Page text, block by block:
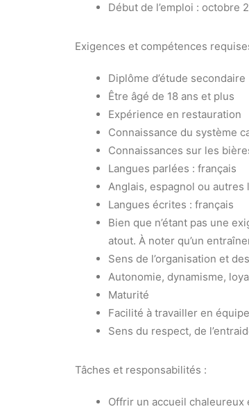
Début de l’emploi : octobre
Exigences et compétences
Diplôme d’étude secondaire
Être âgé de 18 ans et plus
Expérience en restauration
Connaissance du système
Connaissances sur les
Langues parlées : français
Anglais, espagnol ou autres
Langues écrites : français
Bien que n’étant pas une
atout. À noter qu’un
Sens de l’organisation et
Autonomie, dynamisme,
Maturité
Facilité à travailler en équipe
Sens du respect, de
Tâches et responsabilités :
Offrir un accueil chaleureux